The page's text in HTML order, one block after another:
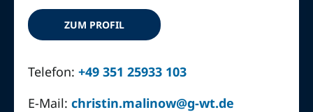
ZUM PROFIL
Telefon:+49 351 25933 103
E-Mail:christin.malinow@g-wt.de